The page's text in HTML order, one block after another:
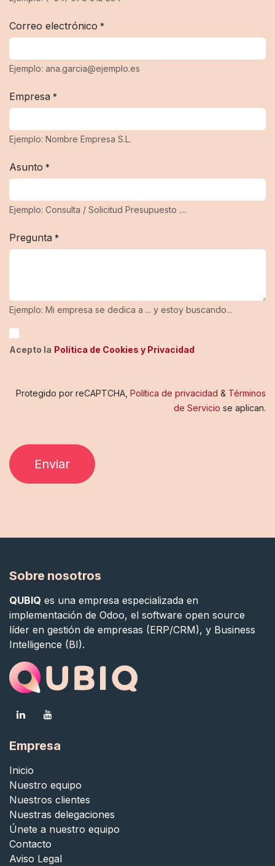
Correo electrónico *
Ejemplo: ana.garcia@ejemplo.es
Empresa *
Ejemplo: Nombre Empresa S.L.
Asunto *
Ejemplo: Consulta / Solicitud Presupuesto ....
Pregunta *
Ejemplo: Mi empresa se dedica a ... y estoy buscando...
Acepto la Política de Cookies y Privacidad
Protegido por reCAPTCHA, Política de privacidad & Términos
de Servicio se aplican.
Enviar
Empresa
Inicio
Nuestro equipo
Nuestros clientes
Nuestras delegaciones
Únete a nuestro equipo
Contacto
Aviso Legal
Sobre nosotros
QUBIQ es una empresa especializada en
implementación de Odoo, el software open source
líder en gestión de empresas (ERP/CRM), y Business
Intelligence (BI).